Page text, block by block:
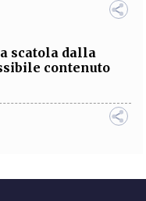
scatola dalla
contenuto